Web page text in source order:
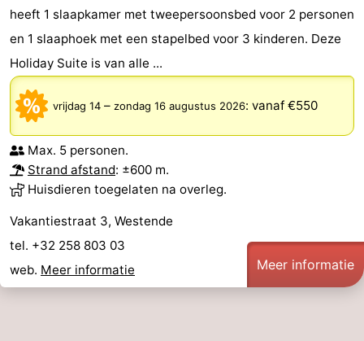
heeft 1 slaapkamer met tweepersoonsbed voor 2 personen
en 1 slaaphoek met een stapelbed voor 3 kinderen. Deze
Holiday Suite is van alle ...
vrijdag 14 – zondag 16 augustus 2026: vanaf €550
Max. 5 personen.
Strand afstand: ±600 m.
Huisdieren toegelaten na overleg.
Vakantiestraat 3, Westende
tel. +32 258 803 03
web. Meer informatie Meer informatie